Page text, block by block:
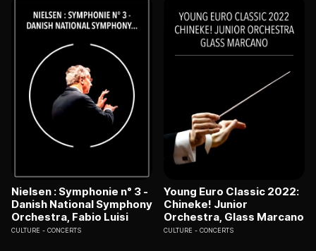
Nielsen : Symphonie n° 3 -
Danish National Symphony
Orchestra, Fabio Luisi
CULTURE CONCERTS
Young Euro Classic 2022:
Chineke! Junior
Orchestra, Glass Marcano
CULTURE CONCERTS